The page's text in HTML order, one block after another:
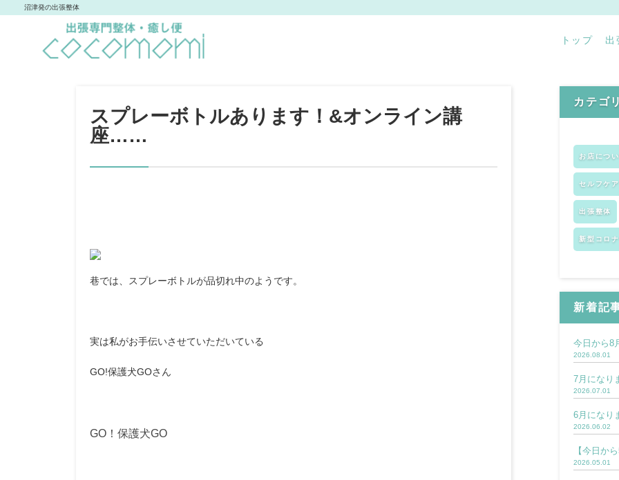
沼津発の出張整体
トップ 出
スプレーボトルあります！&オンライン講
座……
巷では、スプレーボトルが品切れ中のようです。
実は私がお手伝いさせていただいている
GO!保護犬GOさん
GO！保護犬GO
カテゴ
お店につい
セルフケア
出張整体
新型コロ
新着記
今日から8
2026.08.01
7月になり
2026.07.01
6月になり
2026.06.02
【今日から
2026.05.01